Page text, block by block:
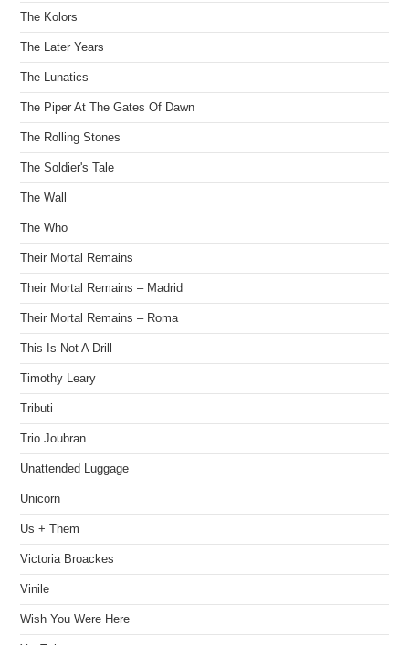
The Kolors
The Later Years
The Lunatics
The Piper At The Gates Of Dawn
The Rolling Stones
The Soldier's Tale
The Wall
The Who
Their Mortal Remains
Their Mortal Remains – Madrid
Their Mortal Remains – Roma
This Is Not A Drill
Timothy Leary
Tributi
Trio Joubran
Unattended Luggage
Unicorn
Us + Them
Victoria Broackes
Vinile
Wish You Were Here